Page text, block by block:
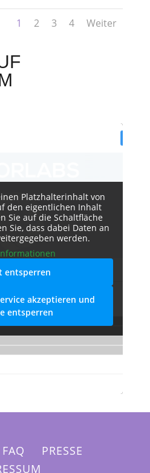
1 2 3 4 Weiter
Platzhalterinhalt von
den eigentlichen Inhalt
Sie auf die Schaltfläche
Sie, dass dabei Daten an
werden.
entsperren
akzeptieren und
entsperren
FAQ
PRESSE